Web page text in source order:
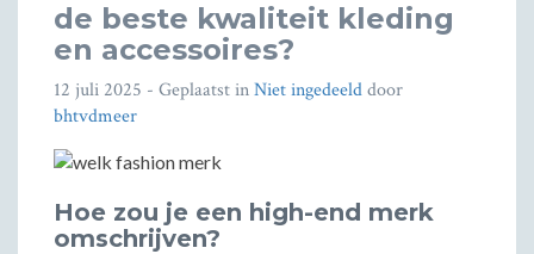
de beste kwaliteit kleding
en accessoires?
12 juli 2025 - Geplaatst inNiet ingedeelddoor
bhtvdmeer
Hoe zou je een high-end merk
omschrijven?